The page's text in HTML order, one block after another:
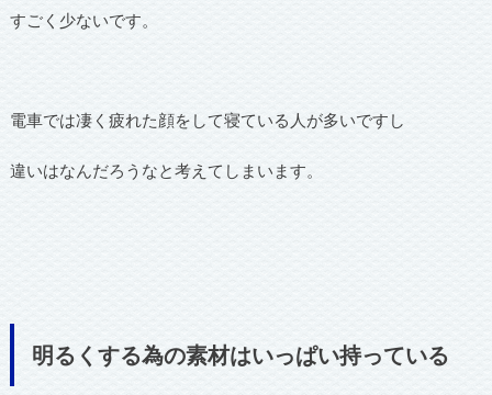
すごく少ないです。
電車では凄く疲れた顔をして寝ている人が多いですし
違いはなんだろうなと考えてしまいます。
明るくする為の素材はいっぱい持っている